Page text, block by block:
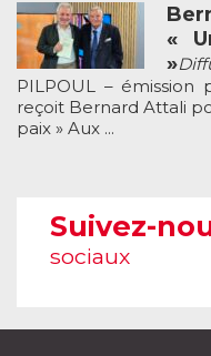
«
»
PILPOUL – émission
reçoit Bernard Attali
paix » Aux ...
Suivez-
sociaux